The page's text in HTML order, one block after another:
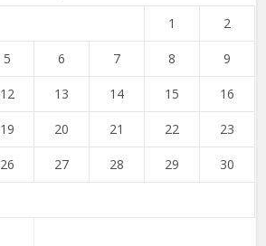
1 2
5 6 7 8 9
12 13 14 15 16
19 20 21 22 23
26 27 28 29 30